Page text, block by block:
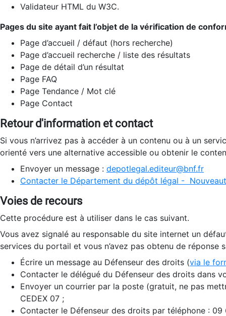
Validateur HTML du W3C.
Pages du site ayant fait l’objet de la vérification de
Page d’accueil / défaut (hors recherche)
Page d’accueil recherche / liste des résultats
Page de détail d’un résultat
Page FAQ
Page Tendance / Mot clé
Page Contact
Retour d'information et contact
Si vous n’arrivez pas à accéder à un contenu ou à un
orienté vers une alternative accessible ou obtenir le
Envoyer un message : depotlegal.editeur@bnf.fr
Contacter le Département du dépôt légal -
Voies de recours
Cette procédure est à utiliser dans le cas suivant.
Vous avez signalé au responsable du site internet un
services du portail et vous n’avez pas obtenu de réponse
Écrire un message au Défenseur des droits (via le
Contacter le délégué du Défenseur des droits dans
Envoyer un courrier par la poste (gratuit, ne pas
CEDEX 07 ;
Contacter le Défenseur des droits par téléphone :